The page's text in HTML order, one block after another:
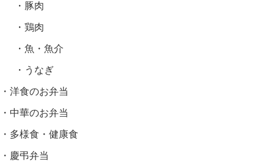
豚肉
鶏肉
魚・魚介
うなぎ
洋食のお弁当
中華のお弁当
多様食・健康食
慶弔弁当